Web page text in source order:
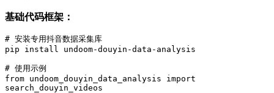
基础代码框架：
# 安装专用抖音数据采集库
pip install undoom-douyin-data-analysis
# 使用示例
from undoom_douyin_data_analysis import
search_douyin_videos